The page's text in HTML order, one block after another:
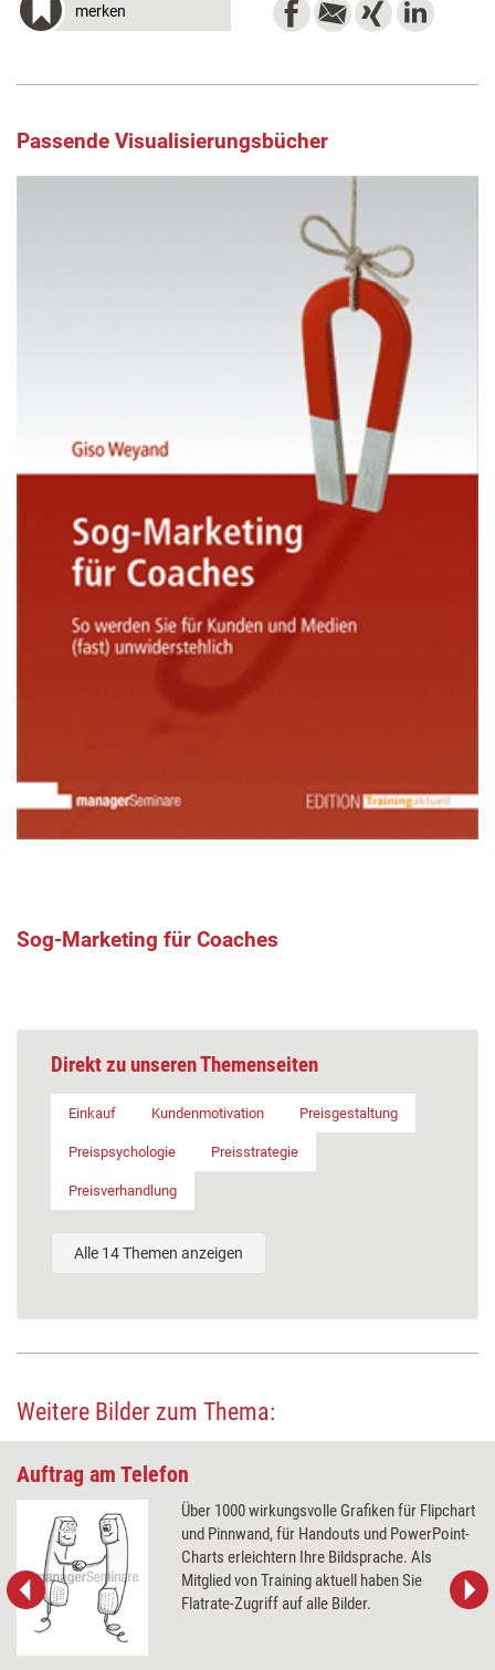
merken
Passende Visualisierungsbücher
Sog-Marketing für Coaches
Direkt zu unseren Themenseiten
Einkauf Kundenmotivation Preisgestaltung
Preispsychologie Preisstrategie
Preisverhandlung
Alle 14 Themen anzeigen
Weitere Bilder zum Thema:
Auftrag am Telefon
Über 1000 wirkungsvolle Grafiken für Flipchart
und Pinnwand, für Handouts und PowerPoint-
Charts erleichtern Ihre Bildsprache. Als
Mitglied von Training aktuell haben Sie
Flatrate-Zugriff auf alle Bilder.